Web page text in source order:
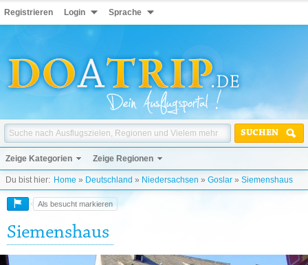
Registrieren Login Sprache
SUCHEN
Zeige Kategorien Zeige Regionen
Du bist hier: Home » Deutschland » Niedersachsen » Goslar » Siemenshaus
Als besucht markieren
Siemenshaus